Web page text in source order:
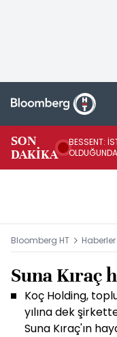
SON
DAKİKA
BESSENT:
Bloomberg HT Haberler
Suna Kıraç
Koç Holding,
yılına dek
Suna Kıraç'ın